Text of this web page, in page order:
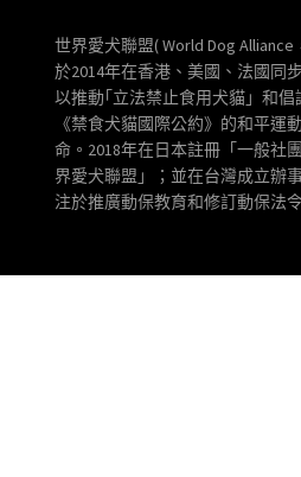
世界愛犬聯盟( World Dog Alliance
於2014年在香港、美國、法國同
以推動｢立法禁止食用犬貓」和倡
《禁食犬貓國際公約》的和平運
命。2018年在日本註冊「一般社
界愛犬聯盟」；並在台灣成立辦
注於推廣動保教育和修訂動保法